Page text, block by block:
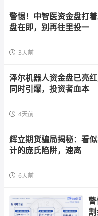
警惕！中智医资金盘打
盘在即，别再往里投一
3天前
泽尔机器人资金盘已亮
同时引爆，投资者血本
4天前
辉立期货骗局揭秘：看
计的庞氏陷阱，速离
6天前
警